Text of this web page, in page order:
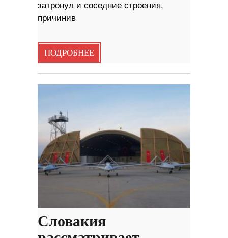
затронул и соседние строения,
причинив
ПОДРОБНЕЕ
Словакия